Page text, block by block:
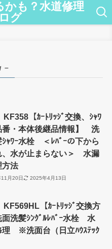
かも？水道修理
グ
–
【ｶｰﾄﾘｯｼﾞ交換、ｼｬﾜ
番・本体後継品情報】 洗
ｼｬﾜｰ水栓 ＜ﾚﾊﾞｰの下から
、水が止まらない＞ 水漏
方法
11月20日 2025年4月13日
【ｶｰﾄﾘｯｼﾞ交換方
面洗髪ｼﾝｸﾞﾙﾚﾊﾞｰ水栓 水
理 ※洗面台（日立ﾊｳｽﾃｯｸ